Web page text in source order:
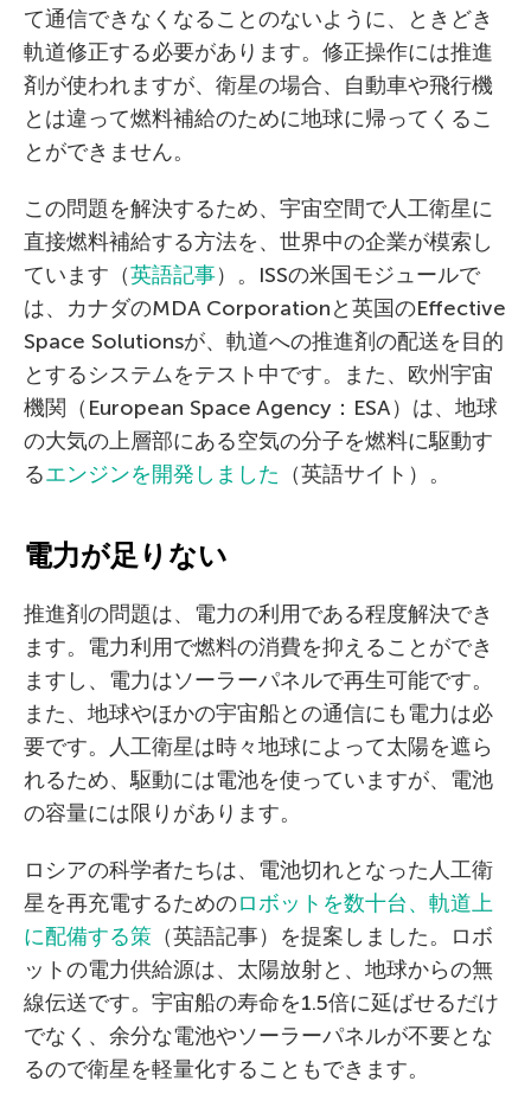
て通信できなくなることのないように、ときどき
軌道修正する必要があります。修正操作には推進
剤が使われますが、衛星の場合、自動車や飛行機
とは違って燃料補給のために地球に帰ってくるこ
とができません。
この問題を解決するため、宇宙空間で人工衛星に
直接燃料補給する方法を、世界中の企業が模索し
ています（英語記事）。ISSの米国モジュールで
は、カナダのMDA Corporationと英国のEffective
Space Solutionsが、軌道への推進剤の配送を目的
とするシステムをテスト中です。また、欧州宇宙
機関（European Space Agency：ESA）は、地球
の大気の上層部にある空気の分子を燃料に駆動す
るエンジンを開発しました （英語サイト）。
電力が足りない
推進剤の問題は、電力の利用である程度解決でき
ます。電力利用で燃料の消費を抑えることができ
ますし、電力はソーラーパネルで再生可能です。
また、地球やほかの宇宙船との通信にも電力は必
要です。人工衛星は時々地球によって太陽を遮ら
れるため、駆動には電池を使っていますが、電池
の容量には限りがあります。
ロシアの科学者たちは、電池切れとなった人工衛
星を再充電するためのロボットを数十台、軌道上
に配備する策 （英語記事）を提案しました。ロボ
ットの電力供給源は、太陽放射と、地球からの無
線伝送です。宇宙船の寿命を1.5倍に延ばせるだけ
でなく、余分な電池やソーラーパネルが不要とな
るので衛星を軽量化することもできます。